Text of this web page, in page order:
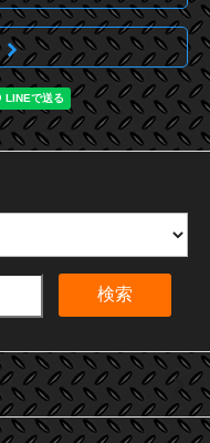
検索